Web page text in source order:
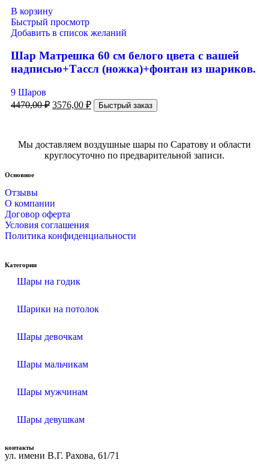
В корзину
Быстрый просмотр
Добавить в список желаний
Шар Матрешка 60 см белого цвета с вашей
надписью+Тассл (ножка)+фонтан из шариков.
9 Шаров
4470,00₽ 3576,00 ₽ Быстрый заказ
Мы доставляем воздушные шары по Саратову и области
круглосуточно по предварительной записи.
Основное
Отзывы
О компании
Договор оферта
Условия соглашения
Политика конфиденциальности
Категории
Шары на годик
Шарики на потолок
Шары девочкам
Шары мальчикам
Шары мужчинам
Шары девушкам
контакты
ул. имени В.Г. Рахова, 61/71